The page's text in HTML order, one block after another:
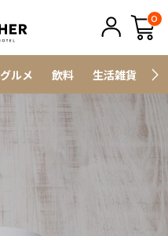
0
グルメ 飲料 生活雑貨